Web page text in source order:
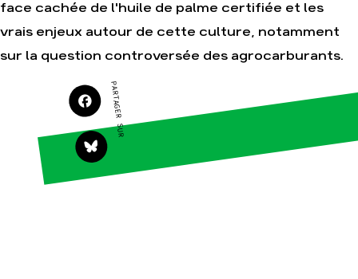
S'engager sur le
terrain
Agir au quotidien
campagnes
Transmettre tout ou
partie de son
patrimoine
Télécharger
gratuitement les
guides éco-citoyens
Surproduction
Agriculture
Finance
Forêts
face cachée de l'huile de palme certifiée et les
vrais enjeux autour de cette culture, notamment
sur la question controversée des agrocarburants.
PARTAGER SUR